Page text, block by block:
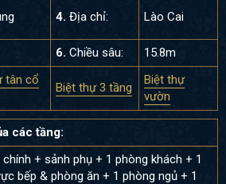
4. Địa chỉ: Lào Cai
6. Chiều sâu: 15.8m
tân cổ
Biệt thự 3 tầng
Biệt thự
vườn
các tầng:
chính + sảnh phụ + 1 phòng khách + 1
bếp & phòng ăn + 1 phòng ngủ + 1